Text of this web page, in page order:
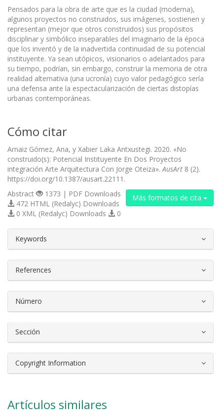
Pensados para la obra de arte que es la ciudad (moderna),
algunos proyectos no construidos, sus imágenes, sostienen y
representan (mejor que otros construidos) sus propósitos
disciplinar y simbólico inseparables del imaginario de la época
que los inventó y de la inadvertida continuidad de su potencial
instituyente. Ya sean utópicos, visionarios o adelantados para
su tiempo, podrían, sin embargo, construir la memoria de otra
realidad alternativa (una ucronía) cuyo valor pedagógico sería
una defensa ante la espectacularización de ciertas distopías
urbanas contemporáneas.
Cómo citar
Arnaiz Gómez, Ana, y Xabier Laka Antxustegi. 2020. «No
construido(s): Potencial Instituyente En Dos Proyectos
integración Arte Arquitectura Con Jorge Oteiza». AusArt 8 (2).
https://doi.org/10.1387/ausart.22111.
Más formatos de cita
Abstract
1373 | PDF Downloads
472 HTML (Redalyc) Downloads
0 XML (Redalyc) Downloads
0
Keywords
References
Número
Sección
Copyright Information
Artículos similares